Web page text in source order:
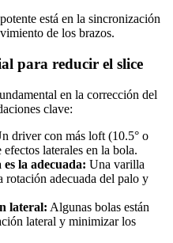
está en la sincronización
de los brazos.
para reducir el slice
en la corrección del
clave:
driver con más loft (10.5° o
laterales en la bola.
la adecuada: Una varilla
adecuada del palo y
lateral: Algunas bolas están
lateral y minimizar los